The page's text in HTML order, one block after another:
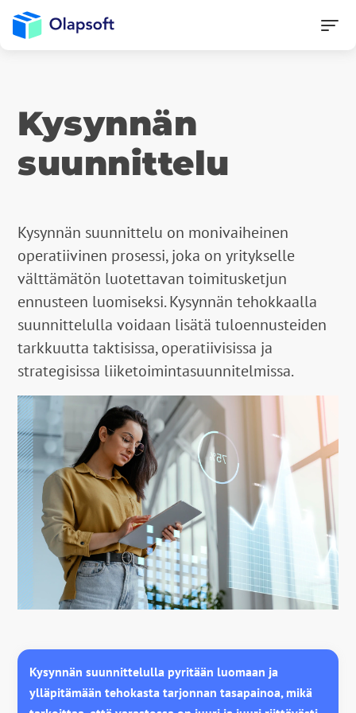
Kysynnän
suunnittelu
Kysynnän suunnittelu on monivaiheinen
operatiivinen prosessi, joka on yritykselle
välttämätön luotettavan toimitusketjun
ennusteen luomiseksi. Kysynnän tehokkaalla
suunnittelulla voidaan lisätä tuloennusteiden
tarkkuutta taktisissa, operatiivisissa ja
strategisissa liiketoimintasuunnitelmissa.
Kysynnän suunnittelulla pyritään luomaan ja
ylläpitämään tehokasta tarjonnan tasapainoa, mikä